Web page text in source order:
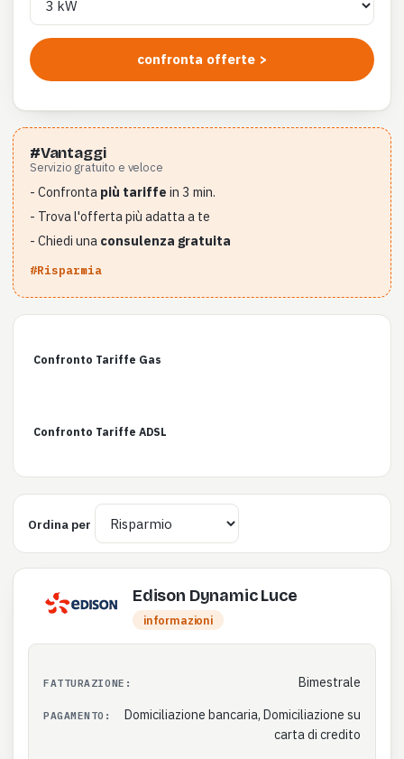
confronta offerte >
#Vantaggi
Servizio gratuito e veloce
- Confronta più tariffe in 3 min.
- Trova l'offerta più adatta a te
- Chiedi una consulenza gratuita
#Risparmia
Confronto Tariffe Gas
Confronto Tariffe ADSL
Ordina per
Edison Dynamic Luce
informazioni
FATTURAZIONE: Bimestrale
PAGAMENTO:
Domiciliazione bancaria, Domiciliazione su
carta di credito